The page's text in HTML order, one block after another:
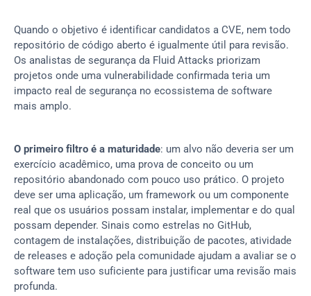
Quando o objetivo é identificar candidatos a CVE, nem todo
repositório de código aberto é igualmente útil para revisão.
Os analistas de segurança da Fluid Attacks priorizam
projetos onde uma vulnerabilidade confirmada teria um
impacto real de segurança no ecossistema de software
mais amplo.
O primeiro filtro é a maturidade: um alvo não deveria ser um
exercício acadêmico, uma prova de conceito ou um
repositório abandonado com pouco uso prático. O projeto
deve ser uma aplicação, um framework ou um componente
real que os usuários possam instalar, implementar e do qual
possam depender. Sinais como estrelas no GitHub,
contagem de instalações, distribuição de pacotes, atividade
de releases e adoção pela comunidade ajudam a avaliar se o
software tem uso suficiente para justificar uma revisão mais
profunda.